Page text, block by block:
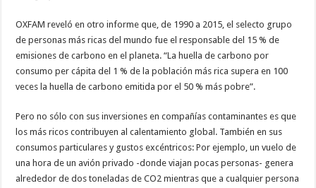
OXFAM reveló en otro informe que, de 1990 a 2015, el selecto grupo
de personas más ricas del mundo fue el responsable del 15 % de
emisiones de carbono en el planeta. “La huella de carbono por
consumo per cápita del 1 % de la población más rica supera en 100
veces la huella de carbono emitida por el 50 % más pobre”.
Pero no sólo con sus inversiones en compañías contaminantes es que
los más ricos contribuyen al calentamiento global. También en sus
consumos particulares y gustos excéntricos: Por ejemplo, un vuelo de
una hora de un avión privado -donde viajan pocas personas- genera
alrededor de dos toneladas de CO2 mientras que a cualquier persona